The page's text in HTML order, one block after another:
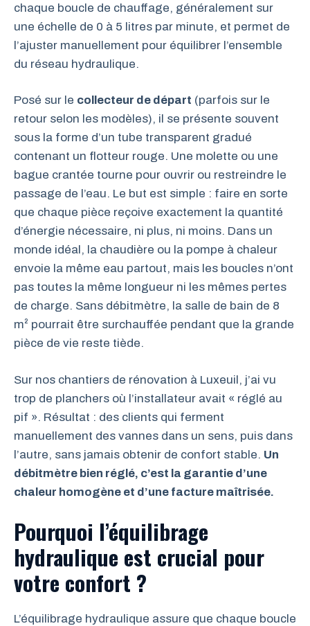
chaque boucle de chauffage, généralement sur
une échelle de 0 à 5 litres par minute, et permet de
l’ajuster manuellement pour équilibrer l’ensemble
du réseau hydraulique.
Posé sur le collecteur de départ (parfois sur le
retour selon les modèles), il se présente souvent
sous la forme d’un tube transparent gradué
contenant un flotteur rouge. Une molette ou une
bague crantée tourne pour ouvrir ou restreindre le
passage de l’eau. Le but est simple : faire en sorte
que chaque pièce reçoive exactement la quantité
d’énergie nécessaire, ni plus, ni moins. Dans un
monde idéal, la chaudière ou la pompe à chaleur
envoie la même eau partout, mais les boucles n’ont
pas toutes la même longueur ni les mêmes pertes
de charge. Sans débitmètre, la salle de bain de 8
m² pourrait être surchauffée pendant que la grande
pièce de vie reste tiède.
Sur nos chantiers de rénovation à Luxeuil, j’ai vu
trop de planchers où l’installateur avait « réglé au
pif ». Résultat : des clients qui ferment
manuellement des vannes dans un sens, puis dans
l’autre, sans jamais obtenir de confort stable. Un
débitmètre bien réglé, c’est la garantie d’une
chaleur homogène et d’une facture maîtrisée.
Pourquoi l’équilibrage
hydraulique est crucial pour
votre confort ?
L’équilibrage hydraulique assure que chaque boucle